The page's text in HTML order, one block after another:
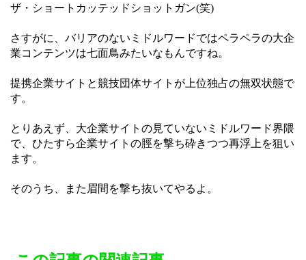
ザ・ショートカッテッドショットガン(笑)
さすがに、バリアのないミドルワードではペラペラの大企
業コンテンツは七面鳥みたいなもんですね。
提携企業サイトと競技団体サイトが上位独占の無双状態で
す。
とりあえず、大企業サイトの見ていないミドルワード界隈
で、ひたすら企業サイトの脛を撃ち砕きつつ再浮上を狙い
ます。
そのうち、また眉間を撃ち抜いてやるよ。